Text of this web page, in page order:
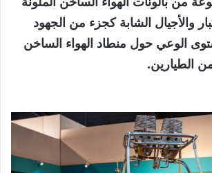
والأجيال الشابة كجزء من الجهود
الوعي حول منطاد الهواء الساخن
الطيارين.